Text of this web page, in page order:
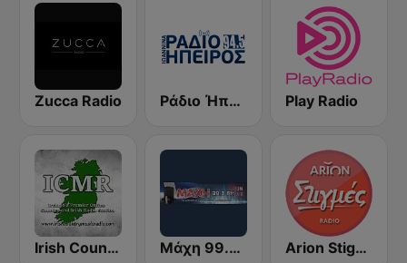
Zucca Radio Ράδιο Ήπειρος Play Radio
Irish Country Music Radio Μάχη 99.8 FM Maxh Arion Stigmes